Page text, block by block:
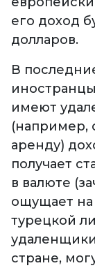
его доход
долларов.
В
имеют
(например,
аренду)
получает
в валюте
ощущает на
турецкой
стране,